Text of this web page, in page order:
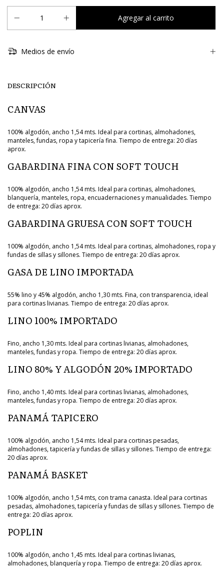
Medios de envío
DESCRIPCIÓN
CANVAS
100% algodón, ancho 1,54 mts. Ideal para cortinas, almohadones,
manteles, fundas, ropa y tapicería fina. Tiempo de entrega: 20 días
aprox.
GABARDINA FINA CON SOFT TOUCH
100% algodón, ancho 1,54 mts. Ideal para cortinas, almohadones,
blanquería, manteles, ropa, encuadernaciones y manualidades. Tiempo
de entrega: 20 días aprox.
GABARDINA GRUESA CON SOFT TOUCH
100% algodón, ancho 1,54 mts. Ideal para cortinas, almohadones, ropa y
fundas de sillas y sillones. Tiempo de entrega: 20 días aprox.
GASA DE LINO IMPORTADA
55% lino y 45% algodón, ancho 1,30 mts. Fina, con transparencia, ideal
para cortinas livianas. Tiempo de entrega: 20 días aprox.
LINO 100% IMPORTADO
Fino, ancho 1,30 mts. Ideal para cortinas livianas, almohadones,
manteles, fundas y ropa. Tiempo de entrega: 20 días aprox.
LINO 80% Y ALGODÓN 20% IMPORTADO
Fino, ancho 1,40 mts. Ideal para cortinas livianas, almohadones,
manteles, fundas y ropa. Tiempo de entrega: 20 días aprox.
PANAMÁ TAPICERO
100% algodón, ancho 1,54 mts. Ideal para cortinas pesadas,
almohadones, tapicería y fundas de sillas y sillones. Tiempo de entrega:
20 días aprox.
PANAMÁ BASKET
100% algodón, ancho 1,54 mts, con trama canasta. Ideal para cortinas
pesadas, almohadones, tapicería y fundas de sillas y sillones. Tiempo de
entrega: 20 días aprox.
POPLIN
100% algodón, ancho 1,45 mts. Ideal para cortinas livianas,
almohadones, blanquería y ropa. Tiempo de entrega: 20 días aprox.